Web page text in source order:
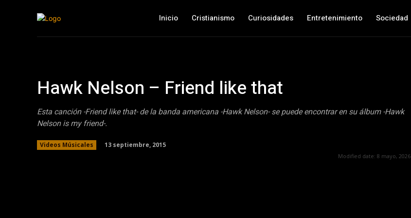
Inicio Cristianismo Curiosidades Entretenimiento Sociedad
Hawk Nelson – Friend like that
Esta canción -Friend like that- de la banda americana -Hawk Nelson- se puede encontrar en su álbum -Hawk
Nelson is my friend-.
Videos Músicales 13 septiembre, 2015
Modified date: 8 mayo, 2026